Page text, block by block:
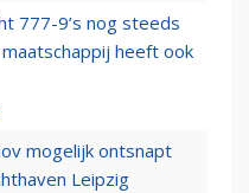
777-9’s nog steeds
heeft ook
mogelijk ontsnapt
Leipzig